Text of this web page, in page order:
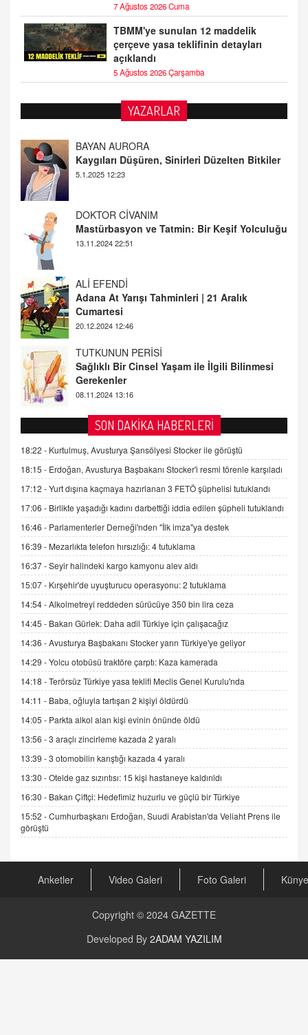
7 Ağustos 2026 Cuma
TBMM'ye sunulan 12 maddelik
çerçeve yasa teklifinin detayları
açıklandı
5 Ağustos 2026 Çarşamba
YAZARLAR
DOKTOR CİVANIM
Mastürbasyon ve Tatmin: Bir Keşif Yolculuğu
13.11.2024 22:51
ALİ EFENDİ
Adana At Yarışı Tahminleri | 21 Aralık
Cumartesi
TUTKUNUN PERİSİ
Sağlıklı Bir Cinsel Yaşam ile İlgili Bilinmesi
Gerekenler
08.11.2024 13:16
FARUK ÖNALAN
Tezkere Onaylanmasaydı…
2 Kasım 2021 Salı 00:11
AV. DOĞAN CAN DOĞAN
Kişisel verilerin korunması ve dijital hukukun
gelişimi
15.09.2025 16:17
SEHER EREK
Kış Ayları Geldi, Hangi Önlemler Alınmalı?
9.12.2025 10:11
İNCİ GÜL AKÖL
Trump Keşke Adana'yı da Ziyaret Etse...
06.07.2026 13:00
ADEM AKÖL
Esed Destekçilerinin Yüzüne Vurulan Şamar:
Sednaya
11.12.2024 12:30
DR. EKREM ASLAN
Gerçek Ne, Algı Ne? "Beraber Yürüyoruz"
Cümlesinin Peşinden
19.07.2025 12:45
GÖNÜL MENEKŞE
Şifacının Yolu
04.11.2025 12:56
AV. RÜMEYSA ÖZKALE
Arabulucuya Başvuru Şartı
23.09.2023 16:30
Değişen yapısıyla Suriye
SON DAKİKA HABERLERİ
18:22 - Kurtulmuş, Avusturya Şansölyesi Stocker ile görüştü
18:15 - Erdoğan, Avusturya Başbakanı Stocker'i resmi törenle karşıladı
17:12 -Yurt dışına kaçmaya hazırlanan 3 FETÖ şüphelisi tutuklandı
17:06 - Birlikte yaşadığı kadını darbettiği iddia edilen şüpheli tutuklandı
16:46 - Parlamenterler Derneği'nden "İlk imza"ya destek
16:39 - Mezarlıkta telefon hırsızlığı: 4 tutuklama
16:37 -Seyir halindeki kargo kamyonu alev aldı
15:07 - Kırşehir'de uyuşturucu operasyonu: 2 tutuklama
14:54 -Alkolmetreyi reddeden sürücüye 350 bin lira ceza
14:45 - Bakan Gürlek: Daha adil Türkiye için çalışacağız
14:36 -Avusturya Başbakanı Stocker yarın Türkiye'ye geliyor
14:29 -Yolcu otobüsü traktöre çarptı: Kaza kamerada
14:18 -Terörsüz Türkiye yasa teklifi Meclis Genel Kurulu'nda
14:11 - Baba, oğluyla tartışan 2 kişiyi öldürdü
14:05 - Parkta alkol alan kişi evinin önünde öldü
13:56 -3 araçlı zincirleme kazada 2 yaralı
13:39 -3 otomobilin karıştığı kazada 4 yaralı
13:30 -Otelde gaz sızıntısı: 15 kişi hastaneye kaldırıldı
16:30 - Bakan Çiftçi: Hedefimiz huzurlu ve güçlü bir Türkiye
15:52 -Cumhurbaşkanı Erdoğan, Suudi Arabistan'da Veliaht Prens ile
görüştü
Anketler Video Galeri Foto Galeri Künye
Copyright © 2024 GAZETTE
Developed By 2ADAM YAZILIM